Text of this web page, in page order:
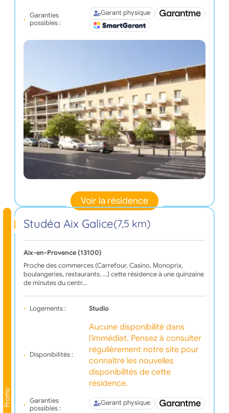
Garanties
possibles :
Garant physique
Voir la résidence
Promo
Studéa Aix Galice(7,5 km)
Aix-en-Provence (13100)
Proche des commerces (Carrefour, Casino, Monoprix,
boulangeries, restaurants, …) cette résidence à une quinzaine
de minutes du centr…
Logements : Studio
Disponibilités :
Aucune disponibilité dans
l'immédiat. Pensez à consulter
régulièrement notre site pour
connaître les nouvelles
disponibilités de cette
résidence.
Garanties
possibles :
Garant physique